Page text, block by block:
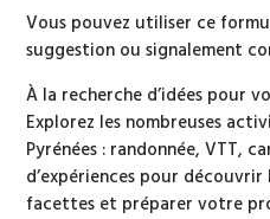
Vous pouvez utiliser ce
suggestion ou signalement
À la recherche d’idées pour
Explorez les nombreuses
Pyrénées : randonnée, VTT,
d’expériences pour
facettes et préparer votre